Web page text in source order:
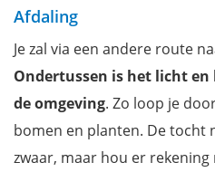
Afdaling
Je zal via een andere route
Ondertussen is het licht
de omgeving. Zo loop je
bomen en planten. De tocht
zwaar, maar hou er